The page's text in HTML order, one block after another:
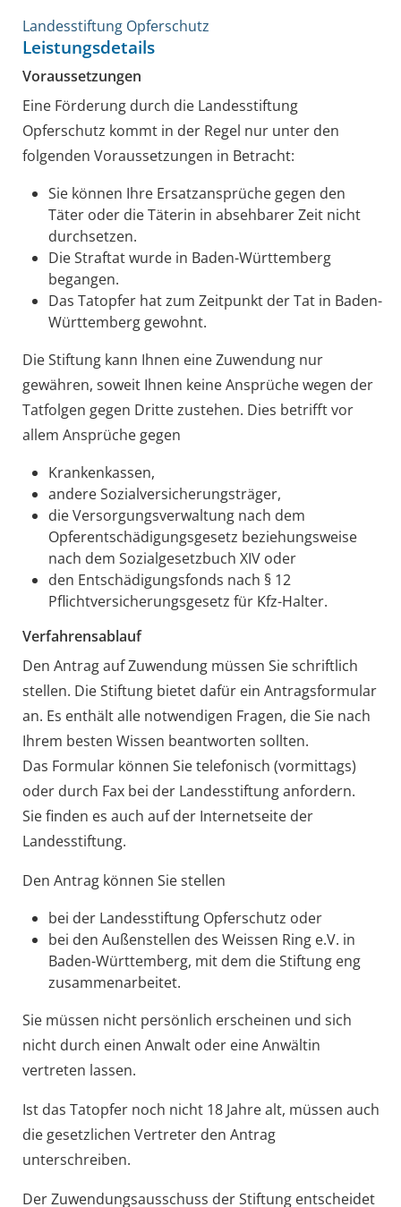
Landesstiftung Opferschutz
Leistungsdetails
Voraussetzungen
Eine Förderung durch die Landesstiftung
Opferschutz kommt in der Regel nur unter den
folgenden Voraussetzungen in Betracht:
Sie können Ihre Ersatzansprüche gegen den
Täter oder die Täterin in absehbarer Zeit nicht
durchsetzen.
Die Straftat wurde in Baden-Württemberg
begangen.
Das Tatopfer hat zum Zeitpunkt der Tat in Baden-
Württemberg gewohnt.
Die Stiftung kann Ihnen eine Zuwendung nur
gewähren, soweit Ihnen keine Ansprüche wegen der
Tatfolgen gegen Dritte zustehen. Dies betrifft vor
allem Ansprüche gegen
Krankenkassen,
andere Sozialversicherungsträger,
die Versorgungsverwaltung nach dem
Opferentschädigungsgesetz beziehungsweise
nach dem Sozialgesetzbuch XIV oder
den Entschädigungsfonds nach § 12
Pflichtversicherungsgesetz für Kfz-Halter.
Verfahrensablauf
Den Antrag auf Zuwendung müssen Sie schriftlich
stellen. Die Stiftung bietet dafür ein Antragsformular
an. Es enthält alle notwendigen Fragen, die Sie nach
Ihrem besten Wissen beantworten sollten.
Das Formular können Sie telefonisch (vormittags)
oder durch Fax bei der Landesstiftung anfordern.
Sie finden es auch auf der Internetseite der
Landesstiftung.
Den Antrag können Sie stellen
bei der Landesstiftung Opferschutz oder
bei den Außenstellen des Weissen Ring e.V. in
Baden-Württemberg, mit dem die Stiftung eng
zusammenarbeitet.
Sie müssen nicht persönlich erscheinen und sich
nicht durch einen Anwalt oder eine Anwältin
vertreten lassen.
Ist das Tatopfer noch nicht 18 Jahre alt, müssen auch
die gesetzlichen Vertreter den Antrag
unterschreiben.
Der Zuwendungsausschuss der Stiftung entscheidet